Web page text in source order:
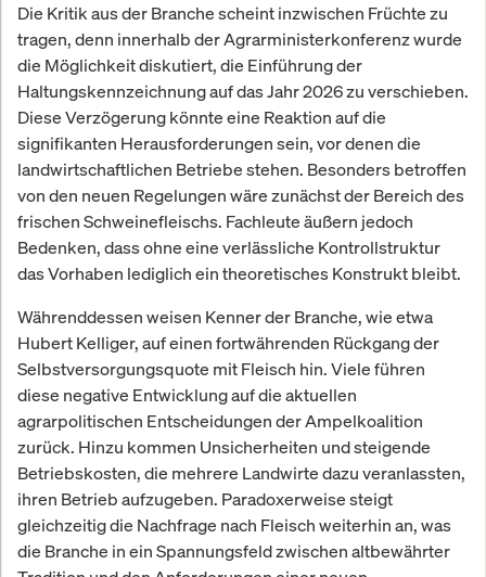
Die Kritik aus der Branche scheint inzwischen Früchte zu
tragen, denn innerhalb der Agrarministerkonferenz wurde
die Möglichkeit diskutiert, die Einführung der
Haltungskennzeichnung auf das Jahr 2026 zu verschieben.
Diese Verzögerung könnte eine Reaktion auf die
signifikanten Herausforderungen sein, vor denen die
landwirtschaftlichen Betriebe stehen. Besonders betroffen
von den neuen Regelungen wäre zunächst der Bereich des
frischen Schweinefleischs. Fachleute äußern jedoch
Bedenken, dass ohne eine verlässliche Kontrollstruktur
das Vorhaben lediglich ein theoretisches Konstrukt bleibt.
Währenddessen weisen Kenner der Branche, wie etwa
Hubert Kelliger, auf einen fortwährenden Rückgang der
Selbstversorgungsquote mit Fleisch hin. Viele führen
diese negative Entwicklung auf die aktuellen
agrarpolitischen Entscheidungen der Ampelkoalition
zurück. Hinzu kommen Unsicherheiten und steigende
Betriebskosten, die mehrere Landwirte dazu veranlassten,
ihren Betrieb aufzugeben. Paradoxerweise steigt
gleichzeitig die Nachfrage nach Fleisch weiterhin an, was
die Branche in ein Spannungsfeld zwischen altbewährter